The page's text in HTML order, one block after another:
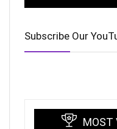
Subscribe Our
MOST